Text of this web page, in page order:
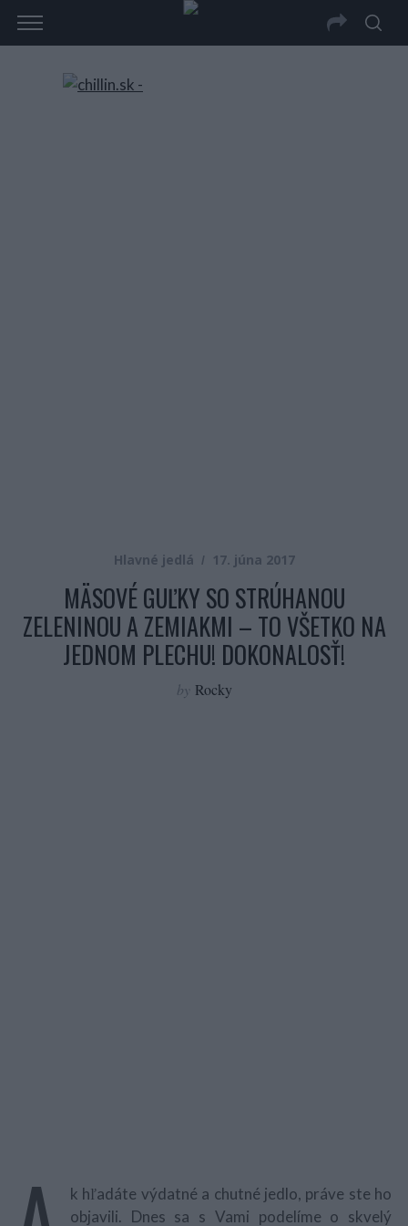
Hlavné jedlá 17. júna 2017
MÄSOVÉ GUĽKY SO STRÚHANOU
ZELENINOU A ZEMIAKMI – TO VŠETKO NA
JEDNOM PLECHU! DOKONALOSŤ!
by Rocky
k hľadáte výdatné a chutné jedlo, práve ste ho
objavili. Dnes sa s Vami podelíme o skvelý